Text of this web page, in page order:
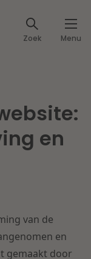
Zoek Menu
zorg
en
van de
en
gemaakt door